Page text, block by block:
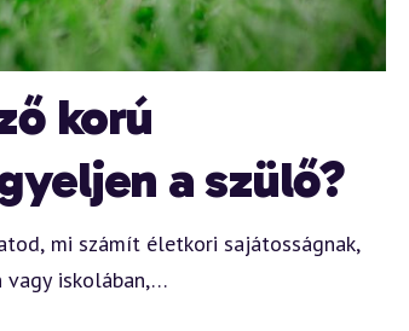
korú
a szülő?
mi számít életkori sajátosságnak,
vagy iskolában,…